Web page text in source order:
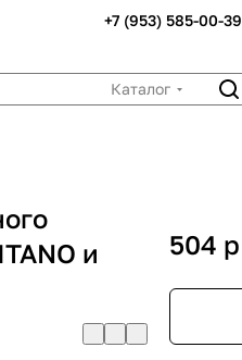
+7 (953) 585-00-39
Каталог
и
504 p